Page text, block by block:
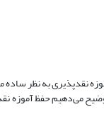
نقدپذیری به نظر ساده
می‌دهیم حفظ آموزه